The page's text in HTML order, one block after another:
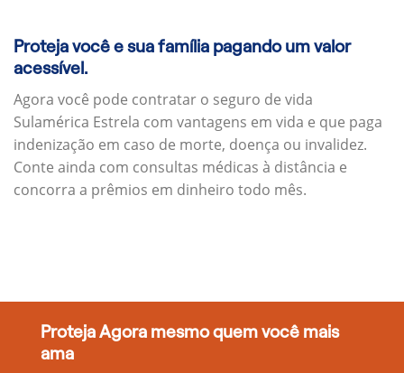
Proteja você e sua família pagando um valor
acessível.
Agora você pode contratar o seguro de vida
Sulamérica Estrela com vantagens em vida e que paga
indenização em caso de morte, doença ou invalidez.
Conte ainda com consultas médicas à distância e
concorra a prêmios em dinheiro todo mês.
Proteja Agora mesmo quem você mais
ama